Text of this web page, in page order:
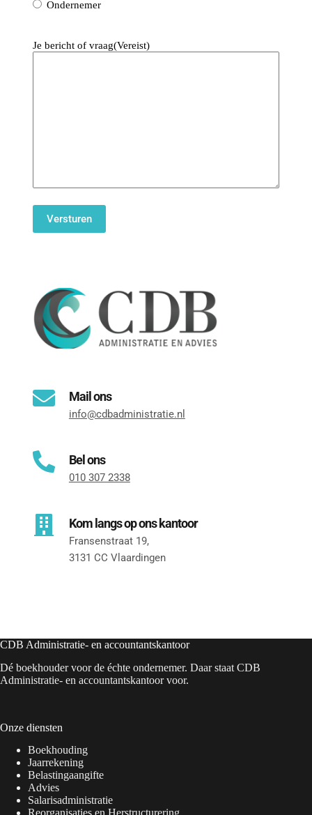
3131 CC Vlaardingen
Mail ons
info@cdbadministratie.nl
Bel ons
010 307 2338
Kom langs op ons kantoor
Fransenstraat 19,
3131 CC Vlaardingen
Ondernemer
Je bericht of vraag(Vereist)
CDB Administratie- en accountantskantoor
Dé boekhouder voor de échte ondernemer. Daar staat CDB
Administratie- en accountantskantoor voor.
Onze diensten
Boekhouding
Jaarrekening
Belastingaangifte
Advies
Salarisadministratie